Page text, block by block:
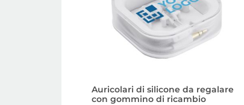
Auricolari di silicone da regalare
con gommino di ricambio